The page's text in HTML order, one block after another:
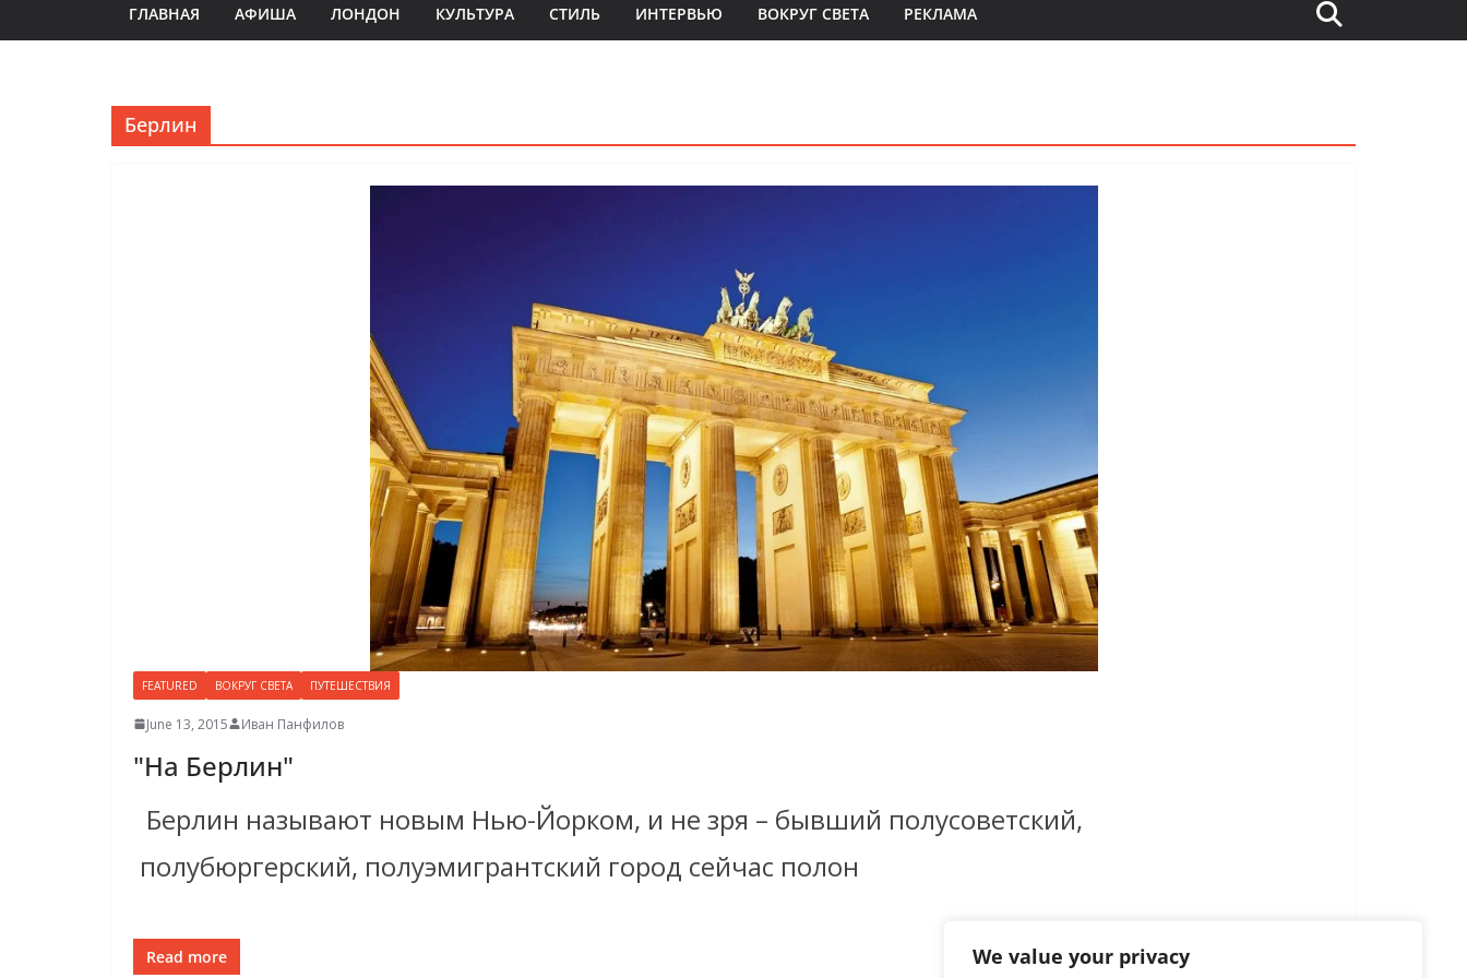
We value your privacy
ГЛАВНАЯ АФИША ЛОНДОН КУЛЬТУРА СТИЛЬ ИНТЕРВЬЮ ВОКРУГ СВЕТА РЕКЛАМА
Берлин
FEATURED ВОКРУГ СВЕТА ПУТЕШЕСТВИЯ
June 13, 2015 Иван Панфилов
"На Берлин"
Берлин называют новым Нью-Йорком, и не зря – бывший полусоветский,
полубюргерский, полуэмигрантский город сейчас полон
Read more